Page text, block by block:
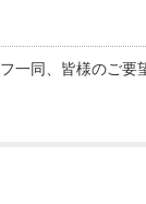
一同、皆様のご要